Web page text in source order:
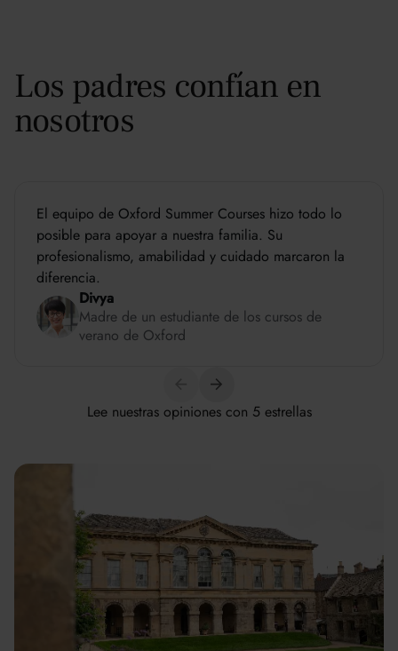
Los padres confían en
nosotros
El equipo de Oxford Summer Courses hizo todo lo
posible para apoyar a nuestra familia. Su
profesionalismo, amabilidad y cuidado marcaron la
diferencia.
Divya
Madre de un estudiante de los cursos de
verano de Oxford
Lee nuestras opiniones con 5 estrellas